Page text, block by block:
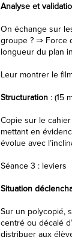
Analyse et
On échange sur
groupe ? ⇒ Force
longueur du plan
Leur montrer le
Structuration : (15
Copie sur le
mettant en
évolue avec
Séance 3 : leviers
Situation
Sur un polycopié,
centré ou décalé
distribuer aux